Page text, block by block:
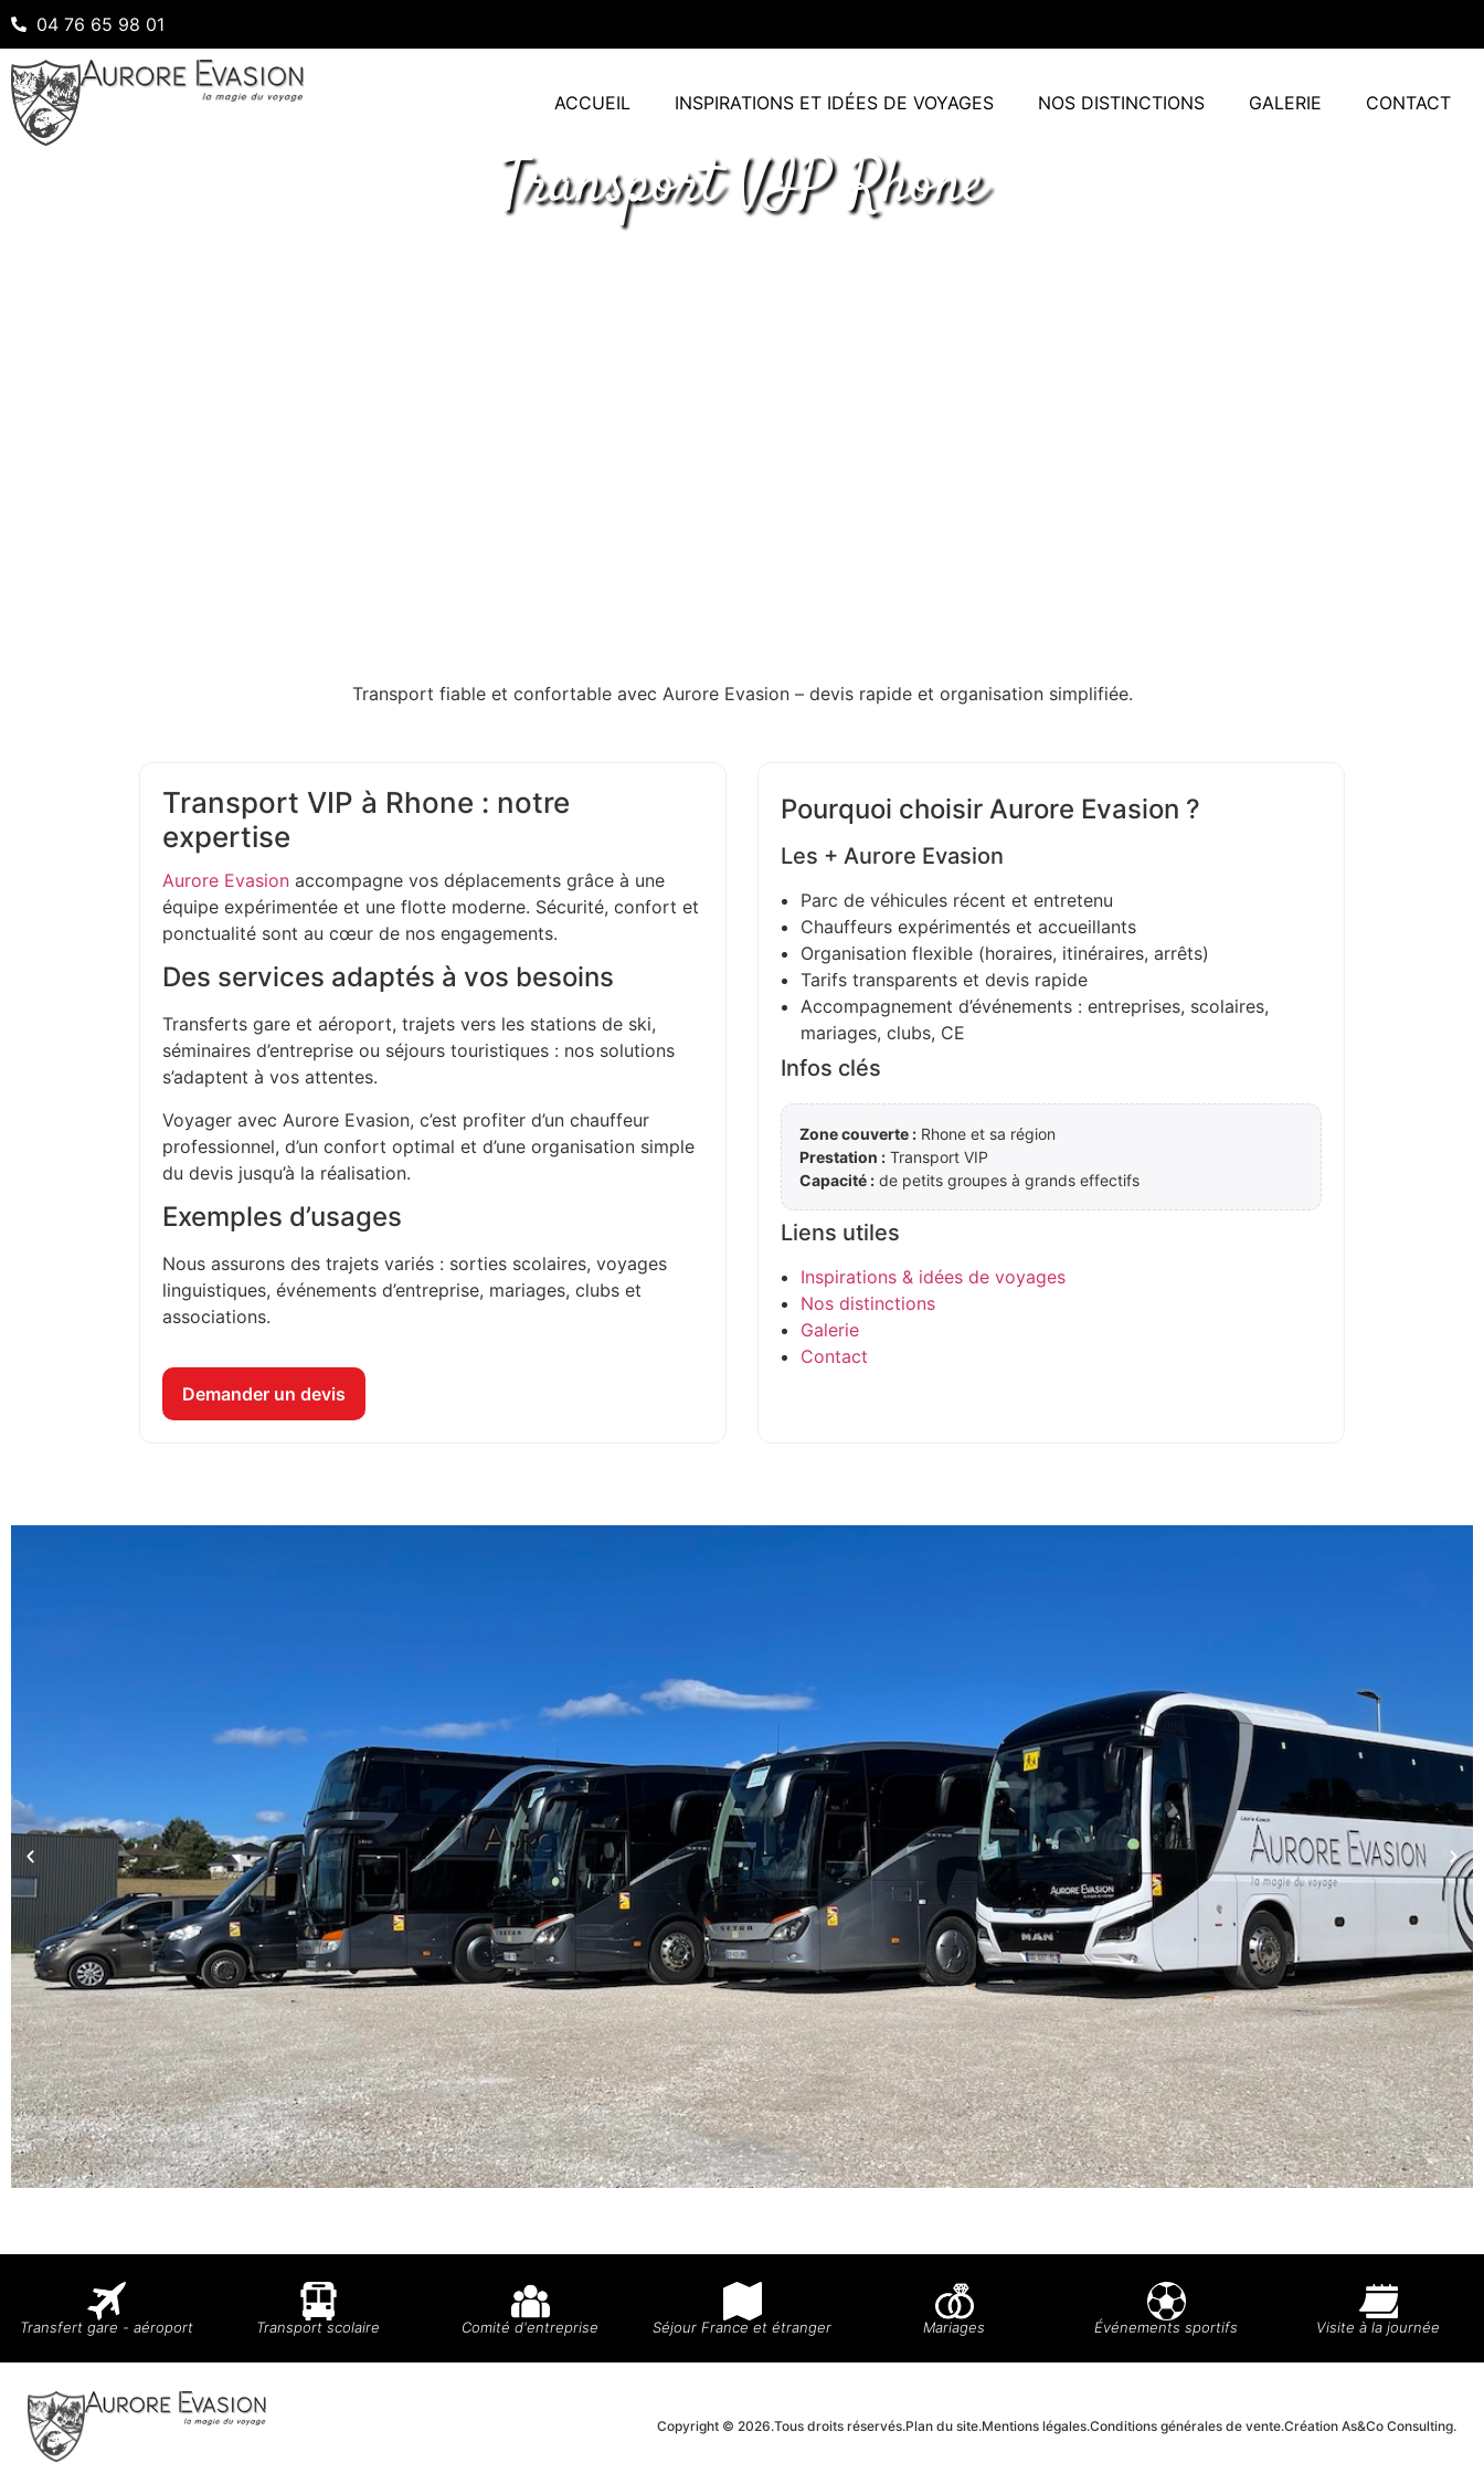
04 76 65 98 01
ACCUEIL INSPIRATIONS ET IDÉES DE VOYAGES NOS DISTINCTIONS GALERIE CONTACT
Transport VIP Rhone
Transport fiable et confortable avec Aurore Evasion – devis rapide et organisation simplifiée.
Transport VIP à Rhone : notre
expertise
Aurore Evasion accompagne vos déplacements grâce à une
équipe expérimentée et une flotte moderne. Sécurité, confort et
ponctualité sont au cœur de nos engagements.
Des services adaptés à vos besoins
Transferts gare et aéroport, trajets vers les stations de ski,
séminaires d’entreprise ou séjours touristiques : nos solutions
s’adaptent à vos attentes.
Voyager avec Aurore Evasion, c’est profiter d’un chauffeur
professionnel, d’un confort optimal et d’une organisation simple
du devis jusqu’à la réalisation.
Exemples d’usages
Nous assurons des trajets variés : sorties scolaires, voyages
linguistiques, événements d’entreprise, mariages, clubs et
associations.
Demander un devis
Pourquoi choisir Aurore Evasion ?
Les + Aurore Evasion
Parc de véhicules récent et entretenu
Chauffeurs expérimentés et accueillants
Organisation flexible (horaires, itinéraires, arrêts)
Tarifs transparents et devis rapide
Accompagnement d’événements : entreprises, scolaires,
mariages, clubs, CE
Infos clés
Zone couverte : Rhone et sa région
Prestation : Transport VIP
Capacité : de petits groupes à grands effectifs
Liens utiles
Inspirations & idées de voyages
Nos distinctions
Galerie
Contact
Transfert gare - aéroport Transport scolaire Comité d'entreprise Séjour France et étranger Mariages Événements sportifs Visite à la journée
Copyright © 2026.Tous droits réservés.Plan du site.Mentions légales.Conditions générales de vente.Création As&Co Consulting.